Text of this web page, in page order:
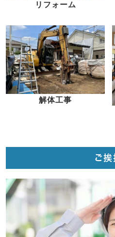
リフォーム
解体工事
ご挨